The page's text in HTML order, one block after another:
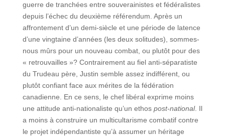
guerre de tranchées entre souverainistes et fédéralistes
depuis l’échec du deuxième référendum. Après un
affrontement d’un demi-siècle et une période de latence
d’une vingtaine d’années (les deux solitudes), sommes-
nous mûrs pour un nouveau combat, ou plutôt pour des
« retrouvailles »? Contrairement au fiel anti-séparatiste
du Trudeau père, Justin semble assez indifférent, ou
plutôt confiant face aux mérites de la fédération
canadienne. En ce sens, le chef libéral exprime moins
une attitude anti-nationaliste qu’un ethos post-national. Il
a moins à construire un multicultarisme combatif contre
le projet indépendantiste qu’à assumer un héritage